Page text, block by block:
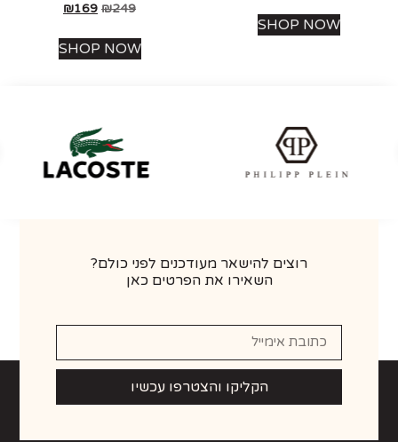
SHOP NOW
₪
₪169
SHOP NOW
רוצים להישאר מעודכנים לפני כולם?
השאירו את הפרטים כאן
הקליקו והצטרפו עכשיו